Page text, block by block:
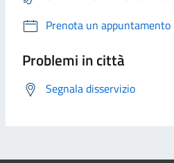
Prenota un appuntamento
Problemi in città
Segnala disservizio